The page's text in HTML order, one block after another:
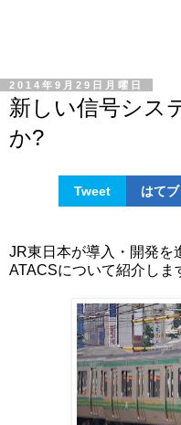
2014年9月29日月曜日
新しい信号シス
か?
Tweet はてブ
JR東日本が導入・開発を
ATACSについて紹介しま